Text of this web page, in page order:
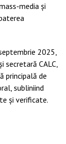
media și
2025,
secretară CALC,
principală de
subliniind
și verificate.